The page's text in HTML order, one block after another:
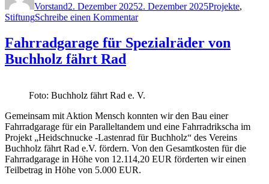
Vorstand2. Dezember 20252. Dezember 2025Projekte,
StiftungSchreibe einen Kommentarzu
2.
Fahrradgarage für Spezialräder von
Buchholz fährt Rad
Foto: Buchholz fährt Rad e. V.
Gemeinsam mit Aktion Mensch konnten wir den Bau einer
Fahrradgarage für ein Paralleltandem und eine Fahrradrikscha im
Projekt „Heidschnucke -Lastenrad für Buchholz“ des Vereins
Buchholz fährt Rad e.V. fördern. Von den Gesamtkosten für die
Fahrradgarage in Höhe von 12.114,20 EUR förderten wir einen
Teilbetrag in Höhe von 5.000 EUR.